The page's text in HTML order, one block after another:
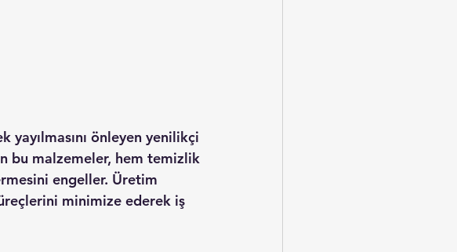
yayılmasını önleyen yenilikçi
bu malzemeler, hem temizlik
engeller. Üretim
minimize ederek iş